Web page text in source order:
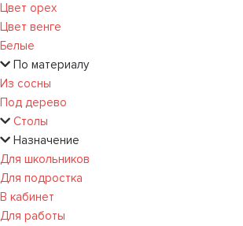
Цвет орех
Цвет венге
Белые
По материалу
Из сосны
Под дерево
Столы
Назначение
Для школьников
Для подростка
В кабинет
Для работы